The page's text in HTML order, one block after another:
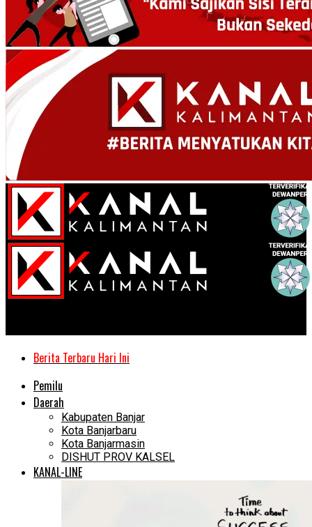
Berita Terbaru Hari Ini
Pemilu
Daerah
Kabupaten Banjar
Kota Banjarbaru
Kota Banjarmasin
DISHUT PROV KALSEL
KANAL-LINE